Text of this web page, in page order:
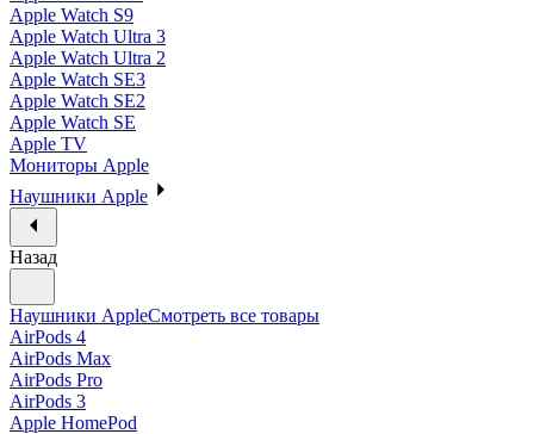
Apple Watch S9
Apple Watch Ultra 3
Apple Watch Ultra 2
Apple Watch SE3
Apple Watch SE2
Apple Watch SE
Apple TV
Мониторы Apple
Наушники Apple
Назад
Наушники AppleСмотреть все товары
AirPods 4
AirPods Max
AirPods Pro
AirPods 3
Apple HomePod